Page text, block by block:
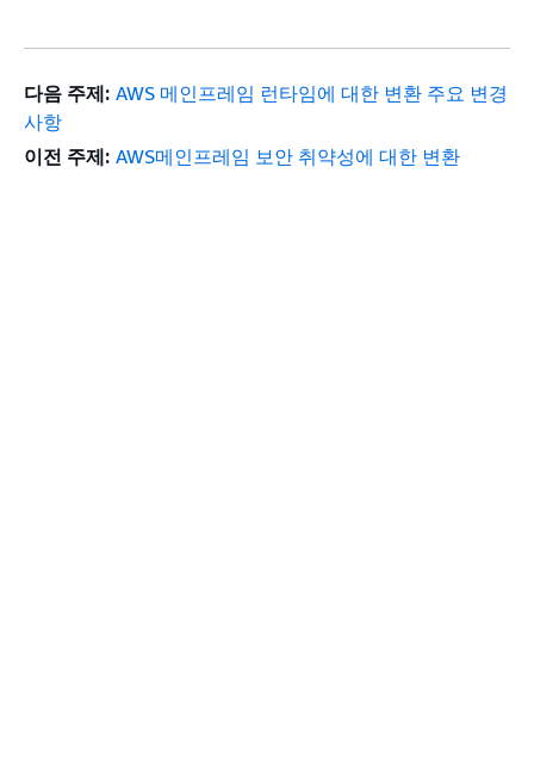
다음 주제: AWS 메인프레임 런타임에 대한 변환 주요 변경
사항
이전 주제: AWS메인프레임 보안 취약성에 대한 변환